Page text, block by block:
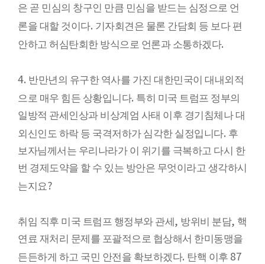
은 곧 민심의 창구인 만큼 민심을 받드는 심정으로 언
론을 대할 것이다. 기자회견은 물론 간담회 등 보다 편
안하고 허심탄회한 방식으로 언론과 소통하겠다.
4. 반만년의 유구한 역사를 가진 대한민국이 대내외적
으로 매우 힘든 상황입니다. 특히 미국 트럼프 정부의
일방적 관세인상과 비상계엄 사태 이후 경기침체나 대
외신인도 하락 등 국격저하가 심각한 실정입니다. 후
보자님께서는 우리나라가 이 위기를 극복하고 다시 한
번 경제도약을 할 수 있는 방안은 무엇이라고 생각하시
는지요?
취임 직후 미국 트럼프 행정부와 관세, 방위비 분담, 핵
연료 재처리 문제를 포괄적으로 협상해서 한미동맹을
든든하게 하고 국민 안전을 확보하겠다. 탄핵 이후 87